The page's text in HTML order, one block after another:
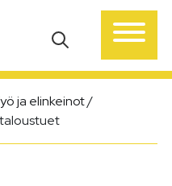
ja elinkeinot/